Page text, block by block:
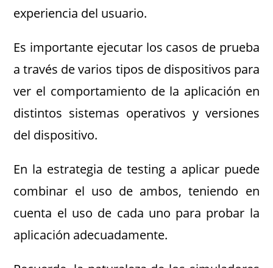
experiencia del usuario.
Es importante ejecutar los casos de prueba
a través de varios tipos de dispositivos para
ver el comportamiento de la aplicación en
distintos sistemas operativos y versiones
del dispositivo.
En la estrategia de testing a aplicar puede
combinar el uso de ambos, teniendo en
cuenta el uso de cada uno para probar la
aplicación adecuadamente.